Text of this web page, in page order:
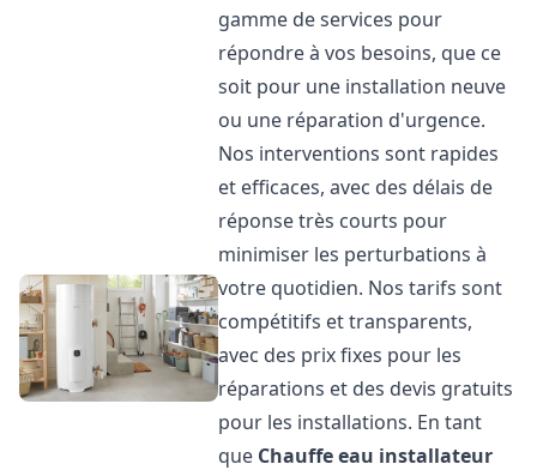
gamme de services pour
répondre à vos besoins, que ce
soit pour une installation neuve
ou une réparation d'urgence.
Nos interventions sont rapides
et efficaces, avec des délais de
réponse très courts pour
minimiser les perturbations à
votre quotidien. Nos tarifs sont
compétitifs et transparents,
avec des prix fixes pour les
réparations et des devis gratuits
pour les installations. En tant
que Chauffe eau installateur